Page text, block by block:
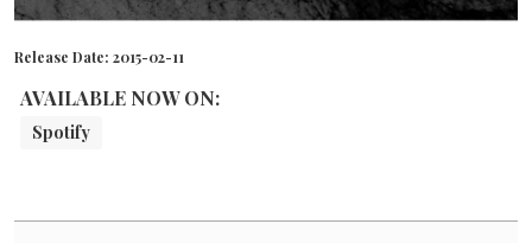
Release Date: 2015-02-11
AVAILABLE NOW ON:
Spotify